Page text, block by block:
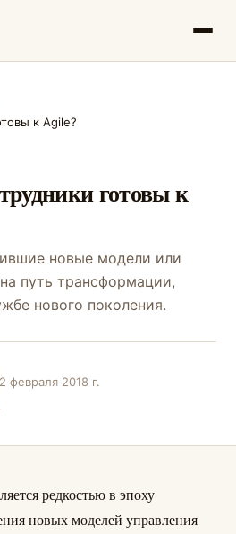
к Agile?
готовы к
новые модели или
путь трансформации,
нового поколения.
2 февраля 2018 г.
редкостью в эпоху
новых моделей управления